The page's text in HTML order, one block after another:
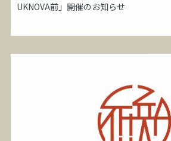
UKNOVA前」開催のお知らせ